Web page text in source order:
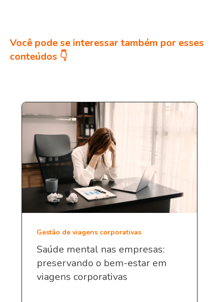
Você pode se interessar também por esses
conteúdos 👇
Gestão de viagens corporativas
Saúde mental nas empresas:
preservando o bem-estar em
viagens corporativas